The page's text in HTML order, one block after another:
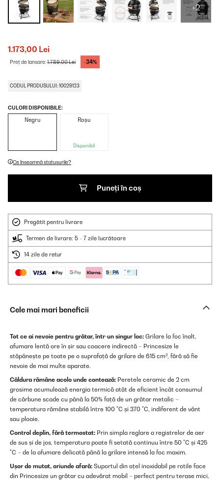
+2
1.173,00 Lei
Preț de lansare:1.789,00 Lei -34%
CODUL PRODUSULUI: 10029123
CULORI DISPONIBILE:
Negru Roșu
Disponibil
Ce înseamnă statusurile?
Puneți în coș
Pregătit pentru livrare
Termen de livrare: 5 - 7 zile lucrătoare
14 zile de retur
Cele mai mari beneficii
Tot ce ai nevoie pentru grătar, într-un singur loc: Grilare la foc înalt,
afumare lentă ore în șir sau coacere indirectă – Princesize le
stăpânește pe toate pe o suprafață de grilare de 615 cm², fără să fie
nevoie de mai multe aparate.
Căldura rămâne acolo unde contează: Peretele ceramic de 2 cm
grosime acumulează energia termică atât de eficient încât consumul
de cărbune scade cu până la 50% față de un grătar metalic –
temperatura rămâne stabilă între 100 °C și 370 °C, indiferent de vânt
sau ploaie.
Control deplin, fără termostat: Prin simpla reglare a registrelor de aer
de sus și de jos, temperatura poate fi setată continuu între 50 °C și 425
°C – de la afumare delicată până la grilare intensă la foc maxim.
Ușor de mutat, oriunde afară: Suportul din oțel inoxidabil pe rotile face
din Princesize un grătar cu adevărat mobil – perfect pentru terase mici,